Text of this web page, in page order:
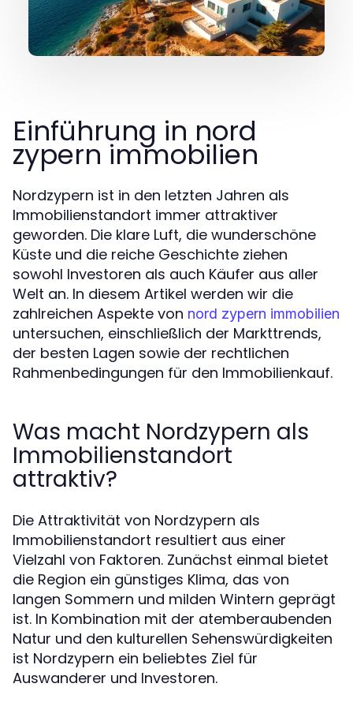
Einführung in nord
zypern immobilien
Nordzypern ist in den letzten Jahren als
Immobilienstandort immer attraktiver
geworden. Die klare Luft, die wunderschöne
Küste und die reiche Geschichte ziehen
sowohl Investoren als auch Käufer aus aller
Welt an. In diesem Artikel werden wir die
zahlreichen Aspekte von nord zypern immobilien
untersuchen, einschließlich der Markttrends,
der besten Lagen sowie der rechtlichen
Rahmenbedingungen für den Immobilienkauf.
Was macht Nordzypern als
Immobilienstandort
attraktiv?
Die Attraktivität von Nordzypern als
Immobilienstandort resultiert aus einer
Vielzahl von Faktoren. Zunächst einmal bietet
die Region ein günstiges Klima, das von
langen Sommern und milden Wintern geprägt
ist. In Kombination mit der atemberaubenden
Natur und den kulturellen Sehenswürdigkeiten
ist Nordzypern ein beliebtes Ziel für
Auswanderer und Investoren.